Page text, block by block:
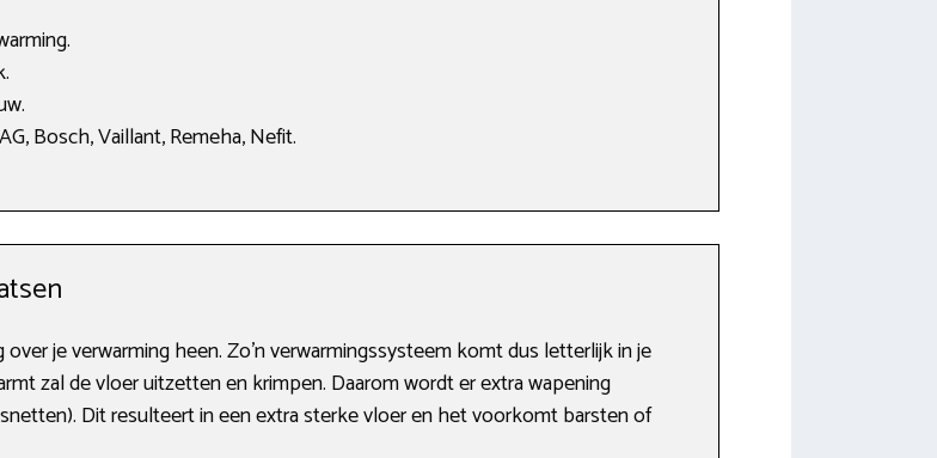
Bosch, Vaillant, Remeha, Nefit.
je verwarming heen. Zo’n verwarmingssysteem komt dus letterlijk in je
zal de vloer uitzetten en krimpen. Daarom wordt er extra wapening
Dit resulteert in een extra sterke vloer en het voorkomt barsten of